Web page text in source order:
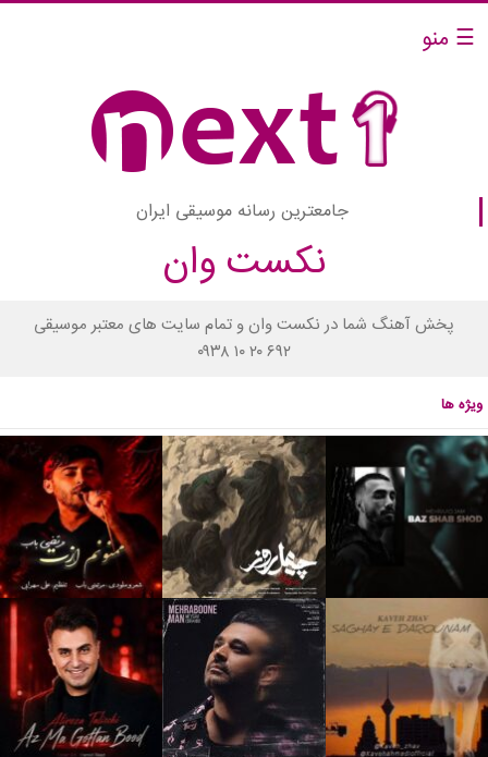
☰ منو
جامعترین رسانه موسیقی ایران
نکست وان
پخش آهنگ شما در نکست وان و تمام سایت های معتبر موسیقی
۰۹۳۸ ۱۰ ۲۰ ۶۹۲
ویژه ها